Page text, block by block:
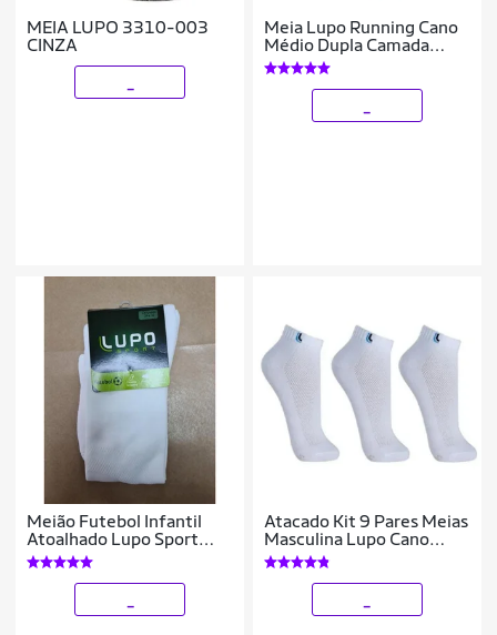
MEIA LUPO 3310-003
CINZA
Meia Lupo Running Cano
Médio Dupla Camada
Unissex 15424-001
Meião Futebol Infantil
Atoalhado Lupo Sport
2810.
Atacado Kit 9 Pares Meias
Masculina Lupo Cano
Curto Algodão